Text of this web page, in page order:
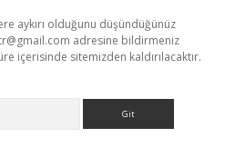
aykırı olduğunu düşündüğünüz
adresine bildirmeniz
içerisinde sitemizden kaldırılacaktır.